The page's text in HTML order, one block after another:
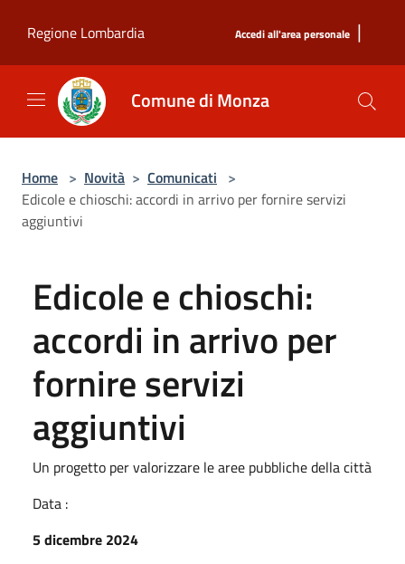
Regione Lombardia
Accedi all'area personale |
Comune di Monza
Home > Novità > Comunicati >
Edicole e chioschi: accordi in arrivo per fornire servizi
aggiuntivi
Edicole e chioschi:
accordi in arrivo per
fornire servizi
aggiuntivi
Un progetto per valorizzare le aree pubbliche della città
Data :
5 dicembre 2024